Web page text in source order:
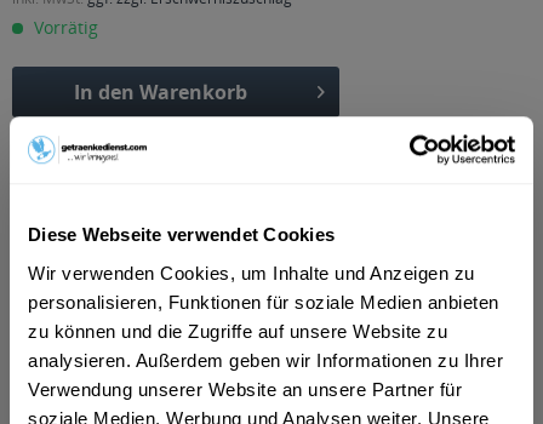
Diese Webseite verwendet Cookies
Wir verwenden Cookies, um Inhalte und Anzeigen zu
personalisieren, Funktionen für soziale Medien anbieten
zu können und die Zugriffe auf unsere Website zu
analysieren. Außerdem geben wir Informationen zu Ihrer
Verwendung unserer Website an unsere Partner für
soziale Medien, Werbung und Analysen weiter. Unsere
Vorrätig
In den Warenkorb
Artikel-Nr.:
Beschreibung
true expression of luxury vodka,...mehr
"Belvedere Vodka 3l"
"Rye. Water. Character. Belvedere Vodka is the original and
true expression of luxury vodka, created from 600 years of